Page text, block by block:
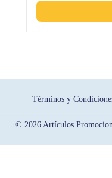
Términos y
© 2026 Artículos